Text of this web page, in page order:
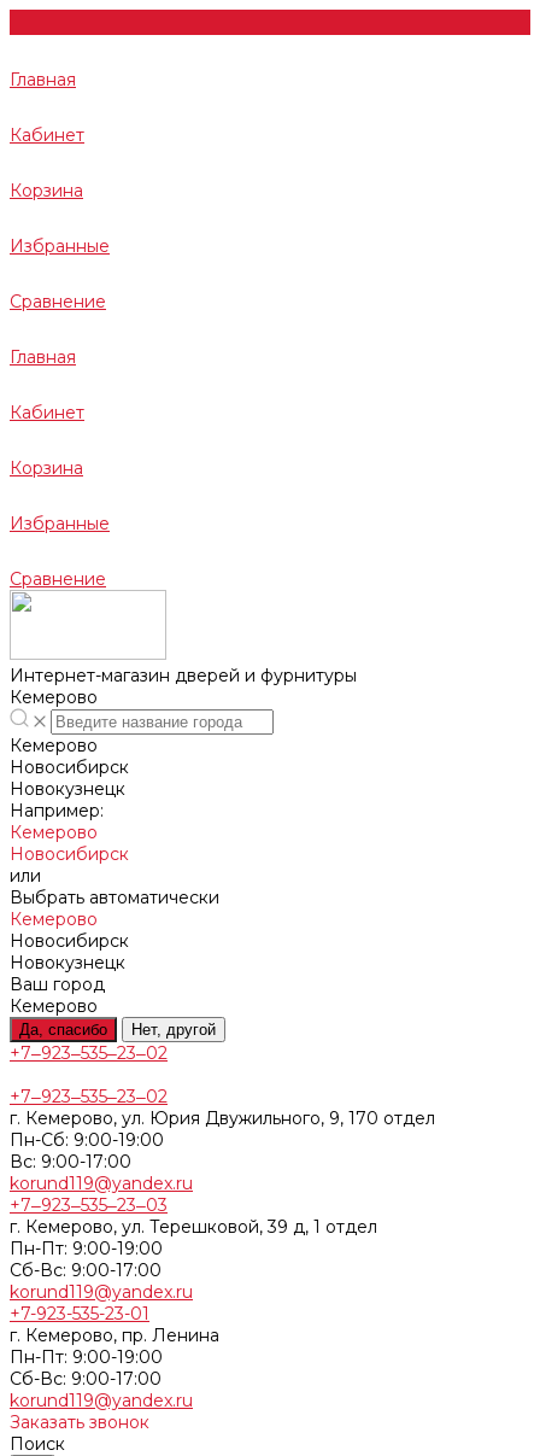
Главная
Кабинет
Корзина
Избранные
Сравнение
Главная
Кабинет
Корзина
Избранные
Сравнение
Интернет-магазин дверей и фурнитуры
Кемерово
Кемерово
Новосибирск
Новокузнецк
Например:
Кемерово
Новосибирск
или
Выбрать автоматически
Кемерово
Новосибирск
Новокузнецк
Ваш город
Кемерово
Да, спасибо Нет, другой
+7‒923‒535‒23‒02
+7‒923‒535‒23‒02
г. Кемерово, ул. Юрия Двужильного, 9, 170 отдел
Пн-Сб: 9:00-19:00
Вс: 9:00-17:00
korund119@yandex.ru
+7‒923‒535‒23‒03
г. Кемерово, ул. Терешковой, 39 д, 1 отдел
Пн-Пт: 9:00-19:00
Cб-Вс: 9:00-17:00
korund119@yandex.ru
+7-923-535-23-01
г. Кемерово, пр. Ленина
Пн-Пт: 9:00-19:00
Cб-Вс: 9:00-17:00
korund119@yandex.ru
Заказать звонок
Поиск